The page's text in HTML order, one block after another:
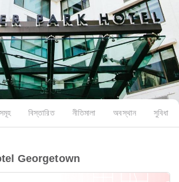
বিস্তারিত নীতিমালা অবস্থান সুবিধা
Georgetown